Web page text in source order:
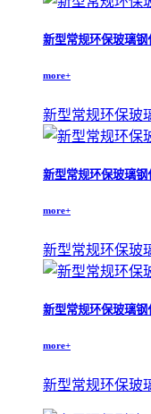
新型常规环保玻璃钢
more+
新型常规环保玻
新型常规环保玻璃钢
more+
新型常规环保玻
新型常规环保玻璃钢
more+
新型常规环保玻